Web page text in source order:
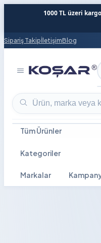
1000 TL üzeri
Sipariş TakipİletişimBlog
Ürün ara
Tüm Ürünler
Kategoriler
Markalar